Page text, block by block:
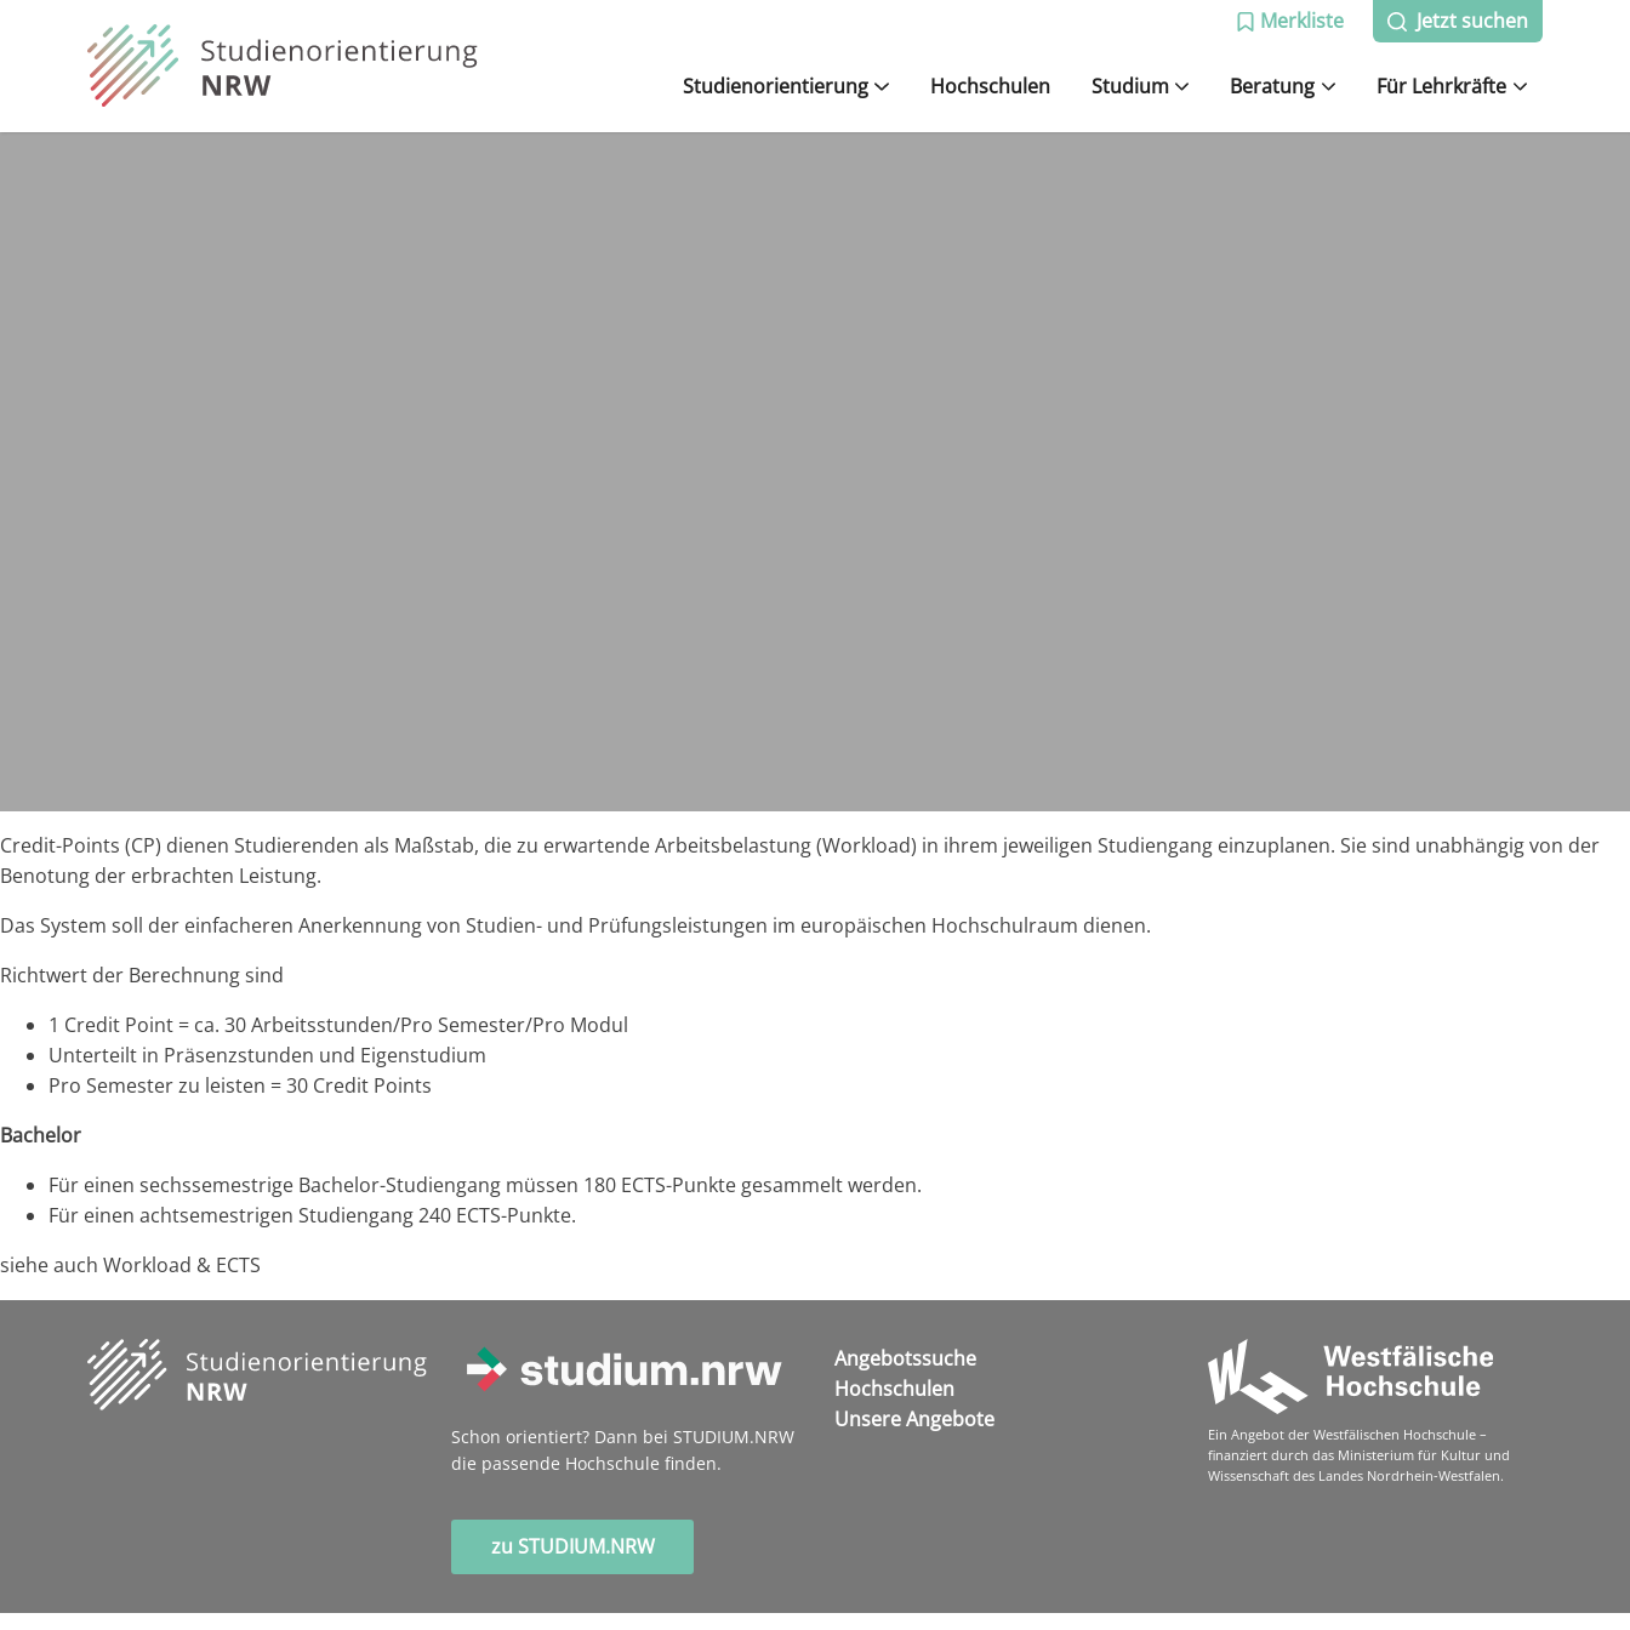
Merkliste Jetzt suchen
Studienorientierung Hochschulen Studium Beratung Für Lehrkräfte
Credit-Points (CP) dienen Studierenden als Maßstab, die zu erwartende Arbeitsbelastung (Workload) in ihrem jeweiligen Studiengang einzuplanen. Sie sind unabhängig von der
Benotung der erbrachten Leistung.
Das System soll der einfacheren Anerkennung von Studien- und Prüfungsleistungen im europäischen Hochschulraum dienen.
Richtwert der Berechnung sind
1 Credit Point = ca. 30 Arbeitsstunden/Pro Semester/Pro Modul
Unterteilt in Präsenzstunden und Eigenstudium
Pro Semester zu leisten = 30 Credit Points
Bachelor
Für einen sechssemestrige Bachelor-Studiengang müssen 180 ECTS-Punkte gesammelt werden.
Für einen achtsemestrigen Studiengang 240 ECTS-Punkte.
siehe auch Workload & ECTS
Schon orientiert? Dann bei STUDIUM.NRW
die passende Hochschule finden.
zu STUDIUM.NRW
Angebotssuche
Hochschulen
Unsere Angebote
Ein Angebot der Westfälischen Hochschule –
finanziert durch das Ministerium für Kultur und
Wissenschaft des Landes Nordrhein-Westfalen.